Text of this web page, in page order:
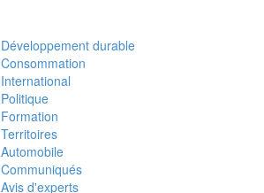
Développement durable
Consommation
International
Politique
Formation
Territoires
Automobile
Communiqués
Avis d'experts